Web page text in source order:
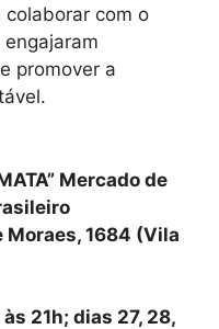
com o
promover a
Mercado de
Moraes, 1684 (Vila
21h; dias 27, 28,